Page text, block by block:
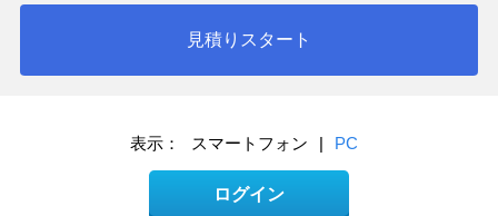
見積りスタート
表示： スマートフォン | PC
ログイン